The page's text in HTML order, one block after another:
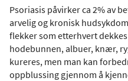
Psoriasis påvirker ca 2% av
arvelig og kronisk
flekker som etterhvert
hodebunnen, albuer, knær,
kureres, men man kan
oppblussing gjennom å